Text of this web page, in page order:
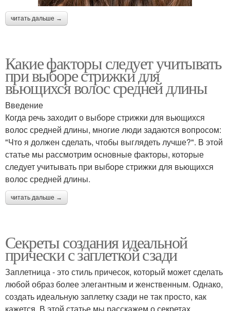
читать дальше →
Какие факторы следует учитывать
при выборе стрижки для
вьющихся волос средней длины
Введение
Когда речь заходит о выборе стрижки для вьющихся
волос средней длины, многие люди задаются вопросом:
"Что я должен сделать, чтобы выглядеть лучше?". В этой
статье мы рассмотрим основные факторы, которые
следует учитывать при выборе стрижки для вьющихся
волос средней длины.
читать дальше →
Секреты создания идеальной
прически с заплеткой сзади
Заплетница - это стиль причесок, который может сделать
любой образ более элегантным и женственным. Однако,
создать идеальную заплетку сзади не так просто, как